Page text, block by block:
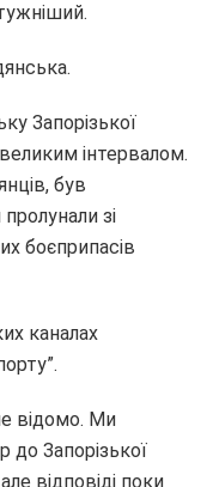
Запорізької
інтервалом.
був
зі
боєприпасів
каналах
відомо. Ми
до Запорізької
відповіді поки